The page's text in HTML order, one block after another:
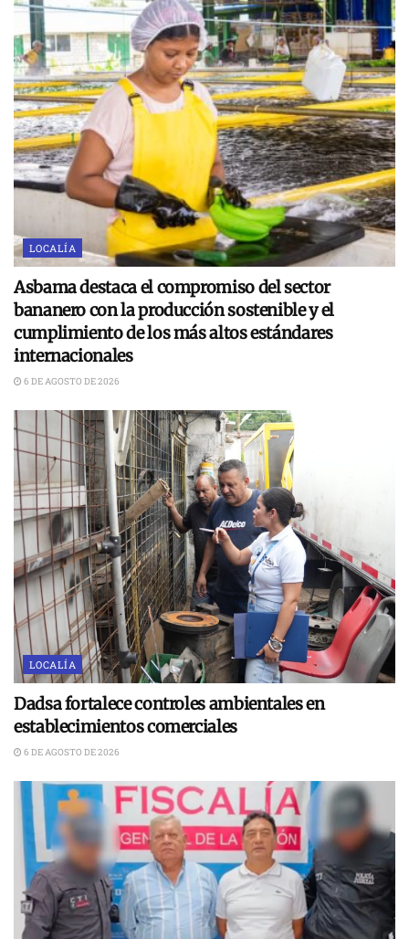
LOCALÍA
Asbama destaca el compromiso del sector
bananero con la producción sostenible y el
cumplimiento de los más altos estándares
internacionales
6 DE AGOSTO DE 2026
LOCALÍA
Dadsa fortalece controles ambientales en
establecimientos comerciales
6 DE AGOSTO DE 2026